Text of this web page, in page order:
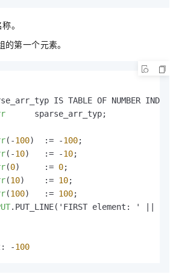
。
第一个元素。
IS TABLE OF NUMBER INDEX
(-100)  := -100;
(-10)   := -10;
(0)     := 0;
(10)    := 10;
(100)   := 100;
-100